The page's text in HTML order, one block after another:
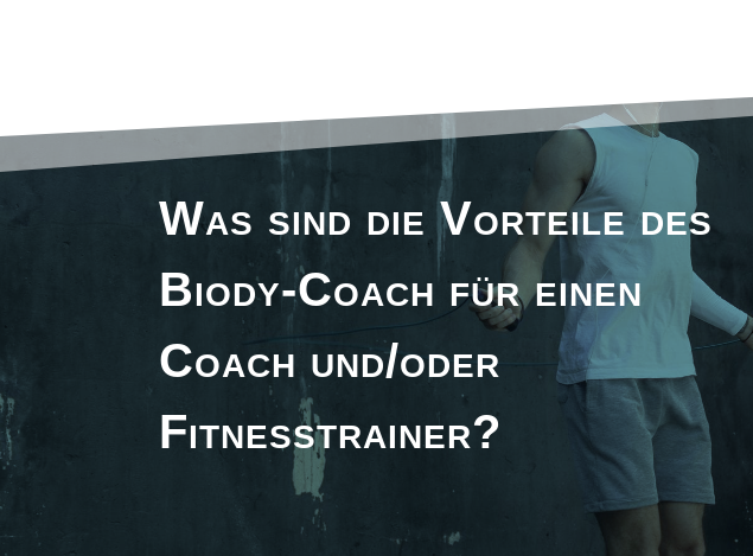
Was sind die Vorteile des
Biody-Coach für einen
Coach und/oder
Fitnesstrainer?